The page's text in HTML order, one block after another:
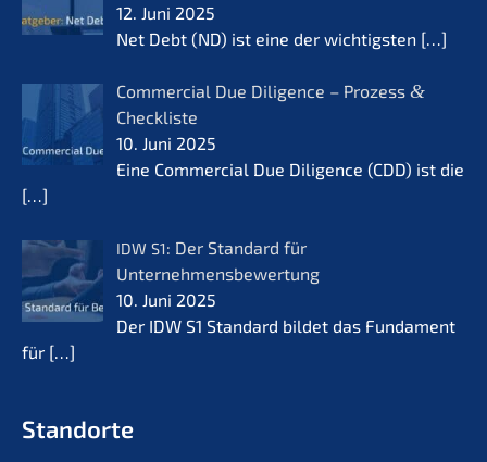
12. Juni 2025
Net Debt (ND) ist eine der wichtigs­ten […]
Commer­cial Due Diligence – Prozess &
Checkliste
10. Juni 2025
Eine Commer­cial Due Diligence (CDD) ist die
[…]
IDW S1: Der Standard für
Unternehmensbewertung
10. Juni 2025
Der IDW S1 Standard bildet das Funda­ment
für […]
Standorte